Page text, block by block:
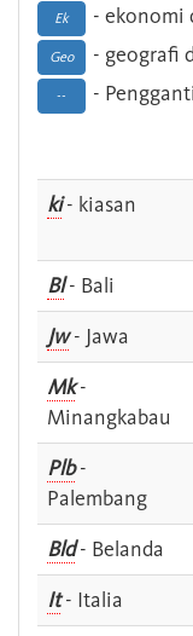
Ek - ekonomi
Geo - geografi
-- -
ki- kiasan
Bl- Bali
Jw- Jawa
Mk-
Minangkabau
Plb-
Palembang
Bld- Belanda
It- Italia